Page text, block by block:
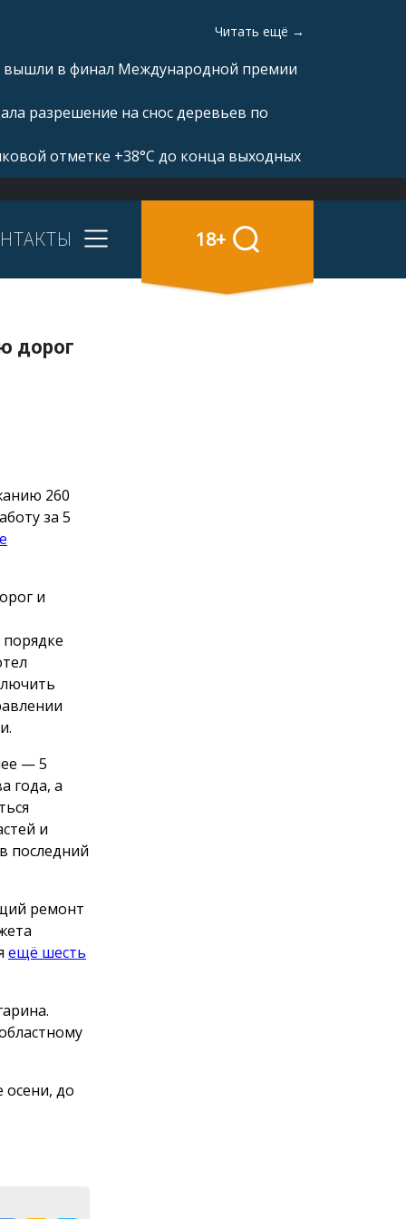
Читать ещё →
вышли в финал Международной премии
разрешение на снос деревьев по
отметке +38°С до конца выходных
18+
дорог
260
за 5
и
— 5
года, а
и
последний
ремонт
ещё шесть
до